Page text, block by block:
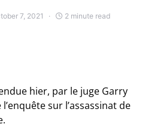
7, 2021 2 minute read
hier, par le juge Garry
sur l’assassinat de